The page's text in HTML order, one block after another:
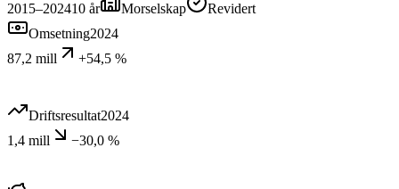
2015–202410 år Morselskap
Revidert
Omsetning2024
87,2 mill
+54,5 %
Driftsresultat2024
1,4 mill
−30,0 %